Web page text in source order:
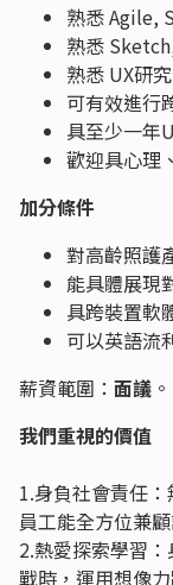
熟悉 Agile,
熟悉
熟悉 UX研
可有效進行
具至少一年
歡迎具心理
加分條件
對高齡照護
能具體展現
具跨裝置軟
可以英語流
薪資範圍： 面議 。
我們重視的價值
1.身負社會責任
員工能全方位兼
2.熱愛探索學習
戰時，運用想像